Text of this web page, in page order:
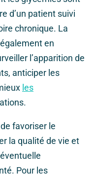
d’un patient suivi
chronique. La
en
l’apparition de
anticiper les
les
favoriser le
la qualité de vie et
Pour les